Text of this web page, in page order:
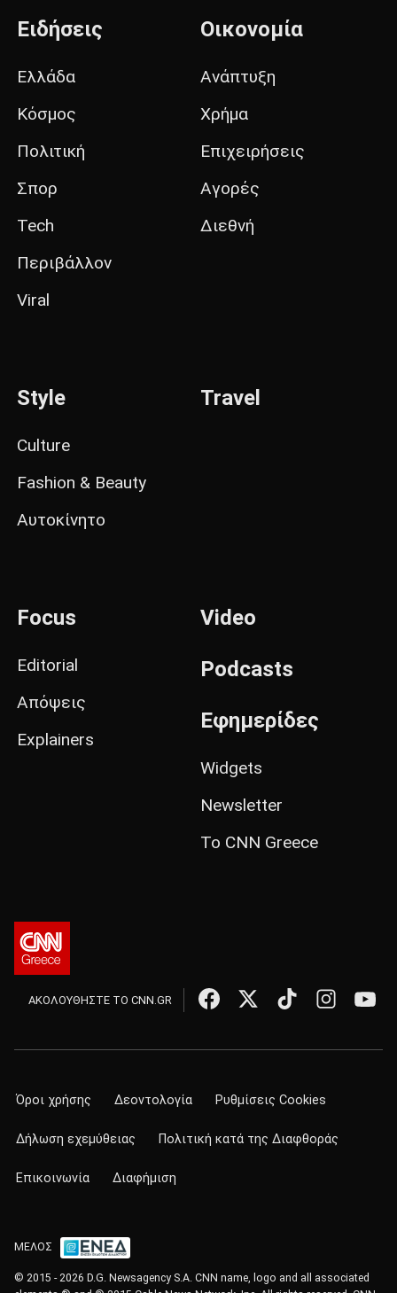
Ειδήσεις
Ελλάδα
Κόσμος
Πολιτική
Σπορ
Tech
Περιβάλλον
Viral
Οικονομία
Ανάπτυξη
Χρήμα
Επιχειρήσεις
Αγορές
Διεθνή
Style
Culture
Fashion & Beauty
Αυτοκίνητο
Travel
Focus
Editorial
Απόψεις
Explainers
Video
Podcasts
Εφημερίδες
Widgets
Newsletter
Το CNN Greece
ΑΚΟΛΟΥΘΗΣΤΕ ΤΟ CNN.GR
Όροι χρήσης Δεοντολογία Ρυθμίσεις Cookies
Δήλωση εχεμύθειας Πολιτική κατά της Διαφθοράς
Επικοινωνία Διαφήμιση
ΜΕΛΟΣ
© 2015 - 2026 D.G. Newsagency S.A. CNN name, logo and all associated